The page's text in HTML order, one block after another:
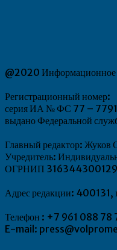
@2020 Информационное
Регистрационный номер:
серия ИА № ФС 77 –
выдано Федеральной
Главный редактор: Жуков
Учредитель:
ОГРНИП
Адрес редакции: 400131,
Телефон : +7 961 088 78
E-mail: